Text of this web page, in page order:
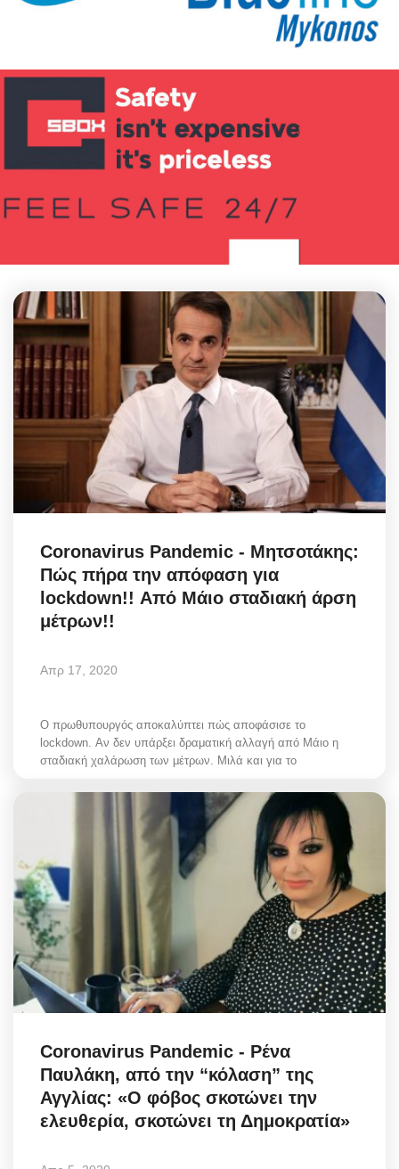
Coronavirus Pandemic - Μητσοτάκης:
Πώς πήρα την απόφαση για
lockdown!! Από Μάιο σταδιακή άρση
μέτρων!!
Απρ 17, 2020
Ο πρωθυπουργός αποκαλύπτει πώς αποφάσισε το
lockdown. Αν δεν υπάρξει δραματική αλλαγή από Μάιο η
σταδιακή χαλάρωση των μέτρων. Μιλά και για το
Coronavirus Pandemic - Pένα
Παυλάκη, από την “κόλαση” της
Αγγλίας: «Ο φόβος σκοτώνει την
ελευθερία, σκοτώνει τη Δημοκρατία»